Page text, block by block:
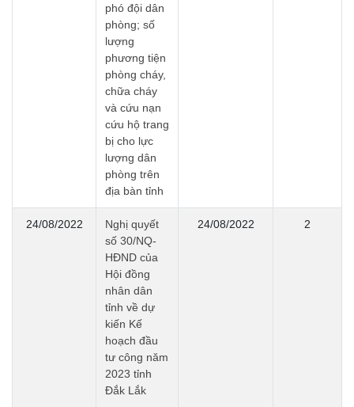
phó đội dân
phòng; số
lượng
phương tiện
phòng cháy,
chữa cháy
và cứu nạn
cứu hộ trang
bị cho lực
lượng dân
phòng trên
địa bàn tỉnh
24/08/2022
Nghị quyết
số 30/NQ-
HĐND của
Hội đồng
nhân dân
tỉnh về dự
kiến Kế
hoạch đầu
tư công năm
2023 tỉnh
Đắk Lắk
24/08/2022 2